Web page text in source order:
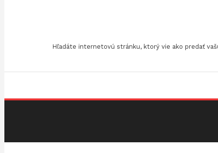
Hľadáte internetovú stránku, ktorý vie ako predať